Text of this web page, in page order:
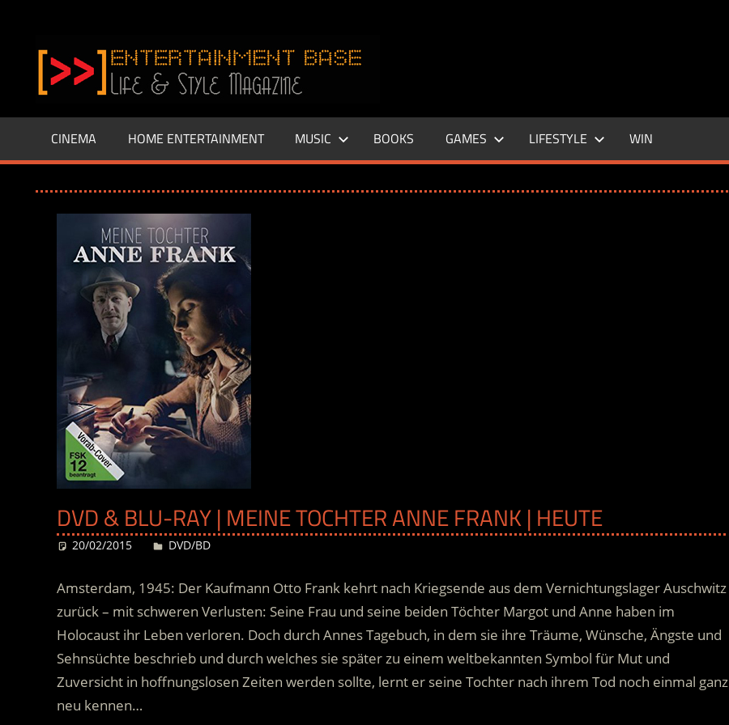
springen
–
LIFE
Base.de
CINEMA HOME ENTERTAINMENT MUSIC BOOKS GAMES LIFESTYLE WIN
DVD & BLU-RAY | MEINE TOCHTER ANNE FRANK | HEUTE
20/02/2015 Desiree
DVD/BD
Amsterdam, 1945: Der Kaufmann Otto Frank kehrt nach Kriegsende aus dem Vernichtungslager Auschwitz
zurück – mit schweren Verlusten: Seine Frau und seine beiden Töchter Margot und Anne haben im
Holocaust ihr Leben verloren. Doch durch Annes Tagebuch, in dem sie ihre Träume, Wünsche, Ängste und
Sehnsüchte beschrieb und durch welches sie später zu einem weltbekannten Symbol für Mut und
Zuversicht in hoffnungslosen Zeiten werden sollte, lernt er seine Tochter nach ihrem Tod noch einmal ganz
neu kennen…